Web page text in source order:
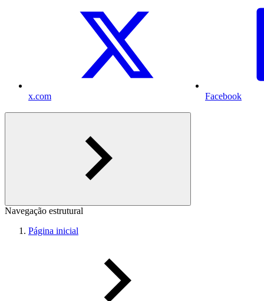
x.com Facebook
Navegação estrutural
Página inicial